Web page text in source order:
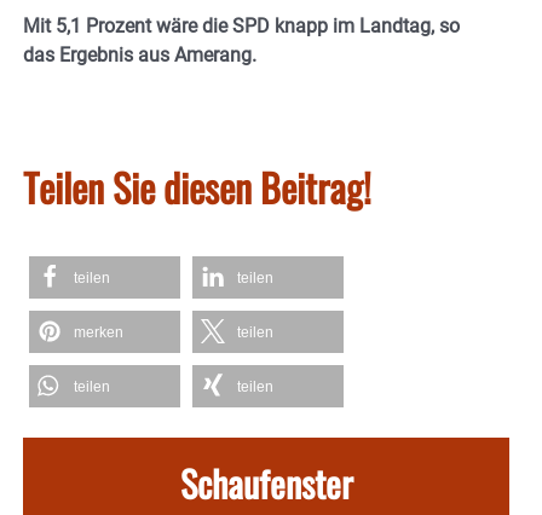
Mit 5,1 Prozent wäre die SPD knapp im Landtag, so
das Ergebnis aus Amerang.
Teilen Sie diesen Beitrag!
teilen teilen
merken teilen
teilen teilen
Schaufenster